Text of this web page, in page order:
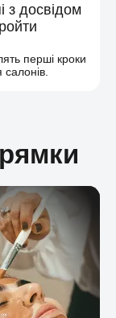
з досвідом
перші кроки
салонів.